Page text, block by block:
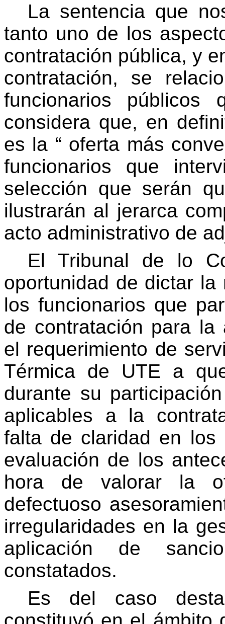
La sentencia que
tanto uno de los
contratación pública, y
contratación, se
funcionarios
considera que, en
es la “ oferta más
funcionarios que
selección que serán
ilustrarán al jerarca
acto administrativo de
El Tribunal de lo
oportunidad de dictar
los funcionarios que
de contratación para la
el requerimiento de
Térmica de UTE a
durante su
aplicables a la
falta de claridad en los
evaluación de los
hora de valorar la
defectuoso
irregularidades en la
aplicación de
constatados.
Es del caso